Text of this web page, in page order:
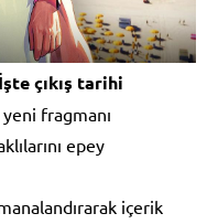
çıkış tarihi
fragmanı
epey
içerik